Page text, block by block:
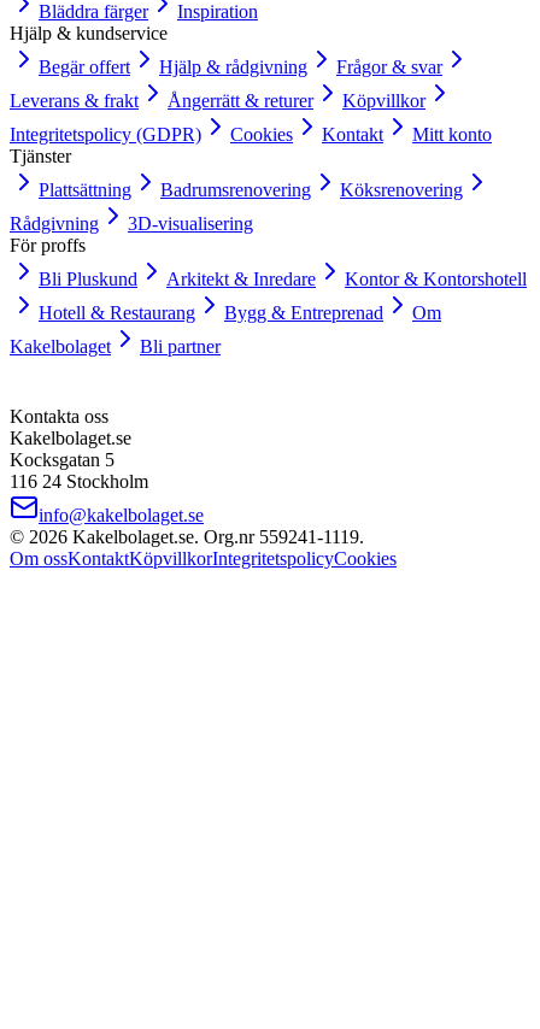
Bläddra färger
Inspiration
Hjälp & kundservice
Begär offert
Hjälp & rådgivning
Frågor & svar
Leverans & frakt
Ångerrätt & returer
Köpvillkor
Integritetspolicy (GDPR)
Cookies Kontakt
Mitt konto
Tjänster
Plattsättning
Badrumsrenovering
Köksrenovering
Rådgivning
3D-visualisering
För proffs
Bli Pluskund
Arkitekt & Inredare
Kontor & Kontorshotell
Hotell & Restaurang
Bygg & Entreprenad
Om
Kakelbolaget
Bli partner
Kontakta oss
Kakelbolaget.se
Kocksgatan 5
116 24 Stockholm
info@kakelbolaget.se
© 2026 Kakelbolaget.se. Org.nr 559241‑1119.
Om ossKontaktKöpvillkorIntegritetspolicyCookies